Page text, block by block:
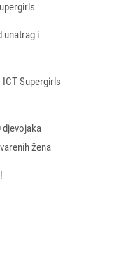
unatrag i
Supergirls
djevojaka
žena